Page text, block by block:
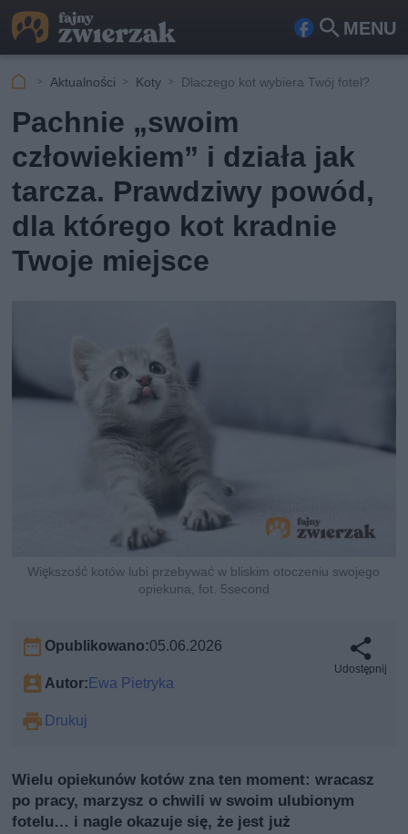
MENU
Fa
ook
Szu
kaj
Aktualności Koty Dlaczego kot wybiera Twój fotel?
Pachnie „swoim
człowiekiem” i działa jak
tarcza. Prawdziwy powód,
dla którego kot kradnie
Twoje miejsce
Większość kotów lubi przebywać w bliskim otoczeniu swojego
opiekuna, fot. 5second
Opublikowano:05.06.2026
Autor:Ewa Pietryka
Drukuj
Udostępnij
Wielu opiekunów kotów zna ten moment: wracasz
po pracy, marzysz o chwili w swoim ulubionym
fotelu… i nagle okazuje się, że jest już